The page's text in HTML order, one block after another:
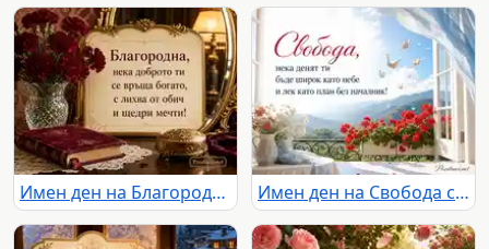
Имен ден на Благородна с бордо карамфили и старинен салон Имен ден на Свобода със светъл балкон, мушката и планински хоризонт